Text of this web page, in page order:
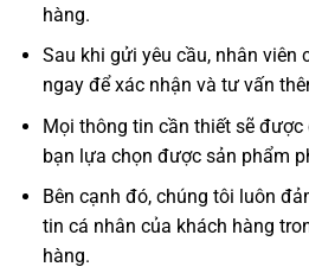
hàng.
Sau khi gửi yêu cầu, nhân viên
ngay để xác nhận và tư vấn
Mọi thông tin cần thiết sẽ
bạn lựa chọn được sản phẩm
Bên cạnh đó, chúng tôi luôn
tin cá nhân của khách hàng
hàng.